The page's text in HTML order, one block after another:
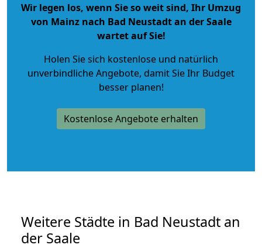
Wir legen los, wenn Sie so weit sind, Ihr Umzug
von Mainz nach Bad Neustadt an der Saale
wartet auf Sie!
Holen Sie sich kostenlose und natürlich
unverbindliche Angebote, damit Sie Ihr Budget
besser planen!
Kostenlose Angebote erhalten
Weitere Städte in Bad Neustadt an
der Saale